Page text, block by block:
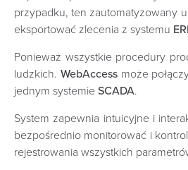
przypadku, ten zautomatyzowany
eksportować zlecenia z systemu
Ponieważ wszystkie procedury
ludzkich. WebAccessmoże
jednym systemie SCADA.
System zapewnia intuicyjne i
bezpośrednio monitorować i
rejestrowania wszystkich